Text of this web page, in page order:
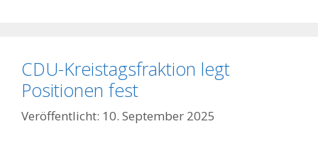
CDU-Kreistagsfraktion legt
Positionen fest
10. September 2025